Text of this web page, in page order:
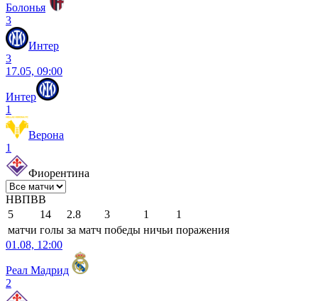
Болонья
3
Интер
3
17.05, 09:00
Интер
1
Верона
1
Фиорентина
НВПВВ
5
14 2.8 3 1
1
матчи голы за матч победы ничьи поражения
01.08, 12:00
Реал Мадрид
2